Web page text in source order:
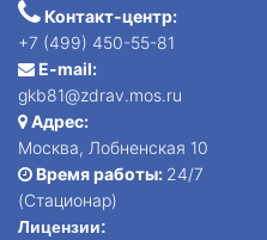
Контакт-центр:
+7 (499) 450-55-81
E-mail:
gkb81@zdrav.mos.ru
Адрес:
Москва, Лобненская 10
Время работы: 24/7
(Стационар)
Лицензии: